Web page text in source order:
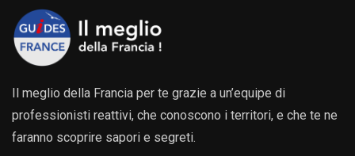
Il meglio della Francia per te grazie a un’equipe di
professionisti reattivi, che conoscono i territori, e che te ne
faranno scoprire sapori e segreti.